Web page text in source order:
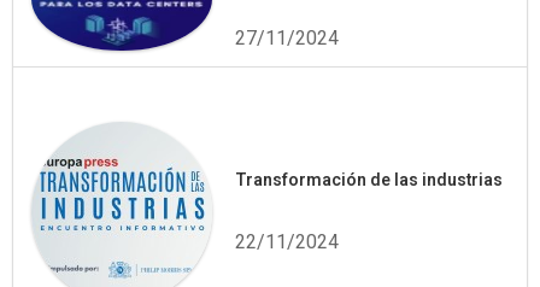
27/11/2024
Transformación de las industrias
22/11/2024